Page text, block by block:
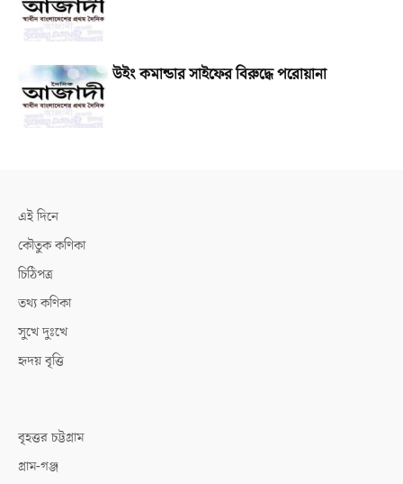
উইং কমান্ডার সাইফের বিরুদ্ধে পরোয়ানা
এই দিনে
কৌতুক কণিকা
চিঠিপত্র
তথ্য কণিকা
সুখে দুঃখে
হৃদয় বৃত্তি
বৃহত্তর চট্টগ্রাম
গ্রাম-গঞ্জ